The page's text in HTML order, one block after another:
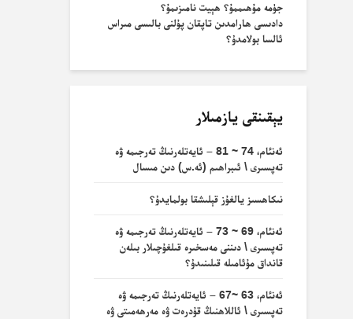
جۈمە مۇھىممۇ؟ ھېيت نامىزىمۇ؟
دادىسى ھارامدىن تاپقان پۇلنى بالىسى مىراس
ئالسا بولامدۇ؟
يېقىنقى يازمىلار
ئەنئام، 74 ~ 81 – ئايەتلەرنىڭ تەرجىمە ۋە
تەپسىرى \ ئىبراھىم (ئە.س) دىن مىسال
نىكاھسىز يالغۇز قېلىشقا بولمايدۇ؟
ئەنئام، 69 ~ 73 – ئايەتلەرنىڭ تەرجىمە ۋە
تەپسىرى \ دىننى مەسخىرە قىلغۇچىلار بىلەن
قانداق مۇئامىلە قىلىنىدۇ؟
ئەنئام، 63 ~67 – ئايەتلەرنىڭ تەرجىمە ۋە
تەپسىرى \ ئاللاھنىڭ قۇدرەت ۋە مەرھەمىتى ۋە